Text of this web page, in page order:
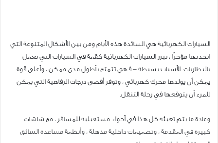
السيارات الكهربائية هي السائدة هذه الأيام ومن بين الأشكال المتنوعة التي
اتخذتها مؤخرًا ، تبرز السيارات الكهربائية كقمة في السيارات التي تعمل
بالبطاريات. الأسباب بسيطة – فهي تتمتع بأطول مدى ممكن ، وأعلى قوة
يمكن أن يولدها محرك كهربائي ، وتوفر أقصى درجات الرفاهية التي يمكن
للمرء أن يتوقعها في رحلة التنقل.
وعادة ما يتم تعبئة كل هذا في أجواء مستقبلية للمسافر ، مع شاشات
كبيرة في المقدمة ، وتصميمات داخلية مذهلة ، وأنظمة مساعدة السائق